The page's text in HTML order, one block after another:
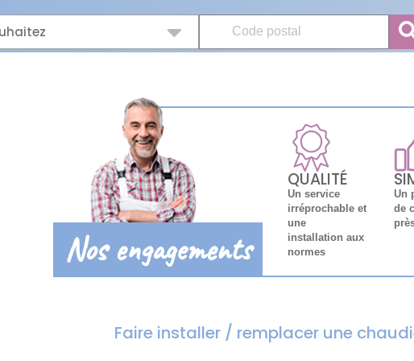
Nos engagements
QUALITÉ
Un service
irréprochable et
une
installation aux
normes
Un
de
Faire installer / remplacer une